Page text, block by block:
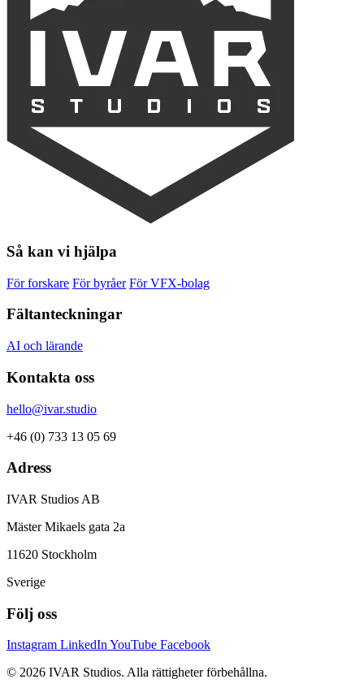
Så kan vi hjälpa
För forskare För byråer För VFX-bolag
Fältanteckningar
AI och lärande
Kontakta oss
hello@ivar.studio
+46 (0) 733 13 05 69
Adress
IVAR Studios AB
Mäster Mikaels gata 2a
11620 Stockholm
Sverige
Följ oss
Instagram LinkedIn YouTube Facebook
© 2026 IVAR Studios. Alla rättigheter förbehållna.